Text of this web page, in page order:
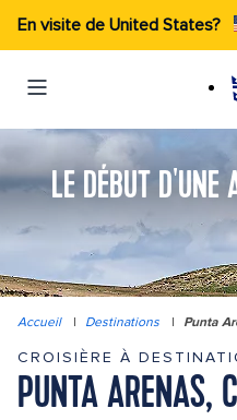
En visite de United States?
LE DÉBUT D'UNE
Accueil | Destinations | Punta
CROISIÈRE À
PUNTA ARENAS,